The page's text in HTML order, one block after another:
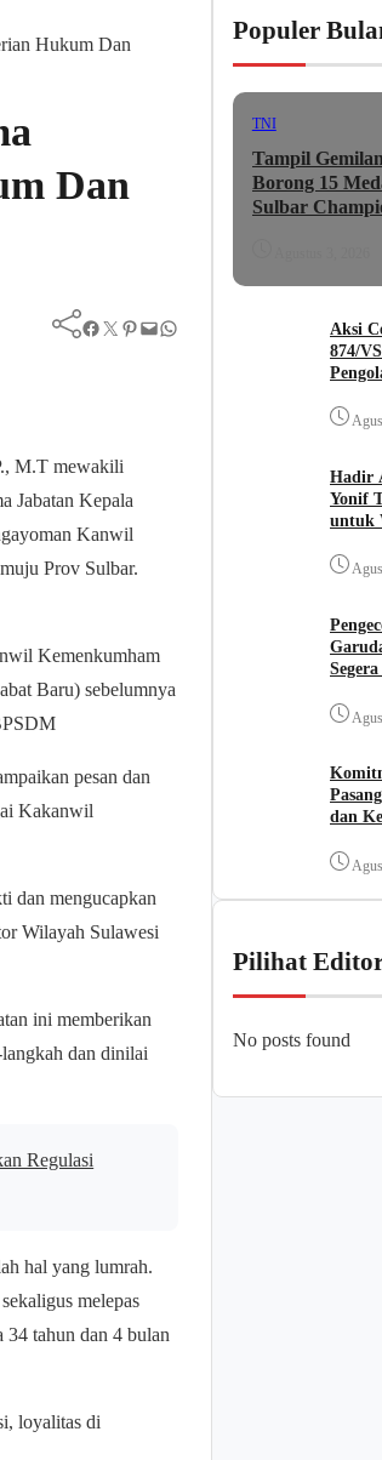
Hukum Dan
Dan
Facebook Twitter Pinterest Mail WhatsApp
M.T mewakili
Jabatan Kepala
Kanwil
Prov Sulbar.
Kemenkumham
Baru) sebelumnya
pesan dan
Kakanwil
dan mengucapkan
Wilayah Sulawesi
ini memberikan
langkah dan dinilai
Regulasi
hal yang lumrah.
melepas
34 tahun dan 4 bulan
loyalitas di
Populer
TNI
Tampil
Borong 15
Sulbar
Aksi
874/
Hadir
Yonif
untuk
dan
Pilihat
No posts found